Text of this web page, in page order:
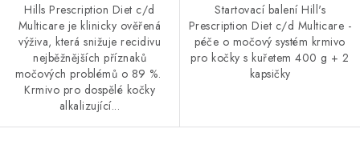
Hills Prescription Diet c/d
Multicare je klinicky ověřená
výživa, která snižuje recidivu
nejběžnějších příznaků
močových problémů o 89 %.
Krmivo pro dospělé kočky
alkalizující...
Startovací balení Hill's
Prescription Diet c/d Multicare -
péče o močový systém krmivo
pro kočky s kuřetem 400 g + 2
kapsičky